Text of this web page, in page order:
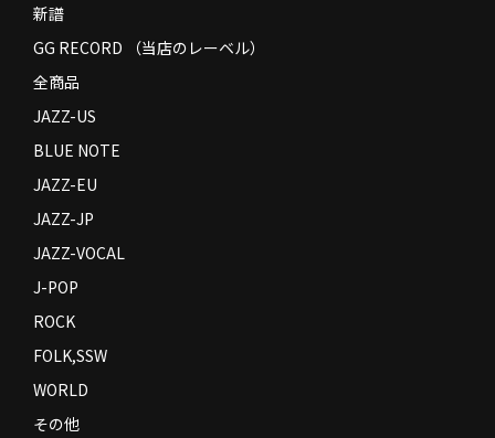
Privacy Policy
Contact
新譜
GG RECORD （当店のレーベル）
全商品
JAZZ-US
BLUE NOTE
JAZZ-EU
JAZZ-JP
JAZZ-VOCAL
J-POP
ROCK
FOLK,SSW
WORLD
その他